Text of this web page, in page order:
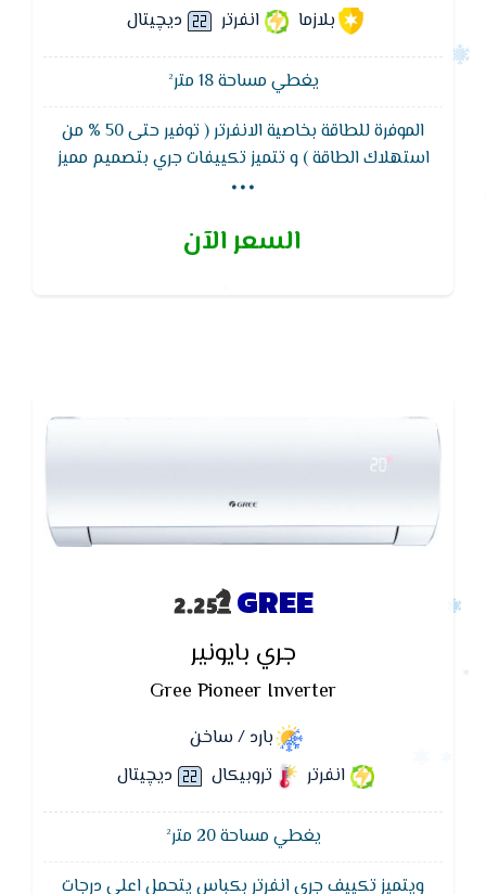
بلازما
انفرتر ديچيتال
يغطي مساحة 18 متر²
الموفرة للطاقة بخاصية الانفرتر ( توفير حتى 50 % من
استهلاك الطاقة ) و تتميز تكييفات جري بتصميم مميز
بشاشة ليد لمعرفة درجات الحرارة والاعطال
...
السعر الآن
GREE
جري بايونير
Gree Pioneer Inverter
بارد / ساخن
انفرتر
تروبيكال ديچيتال
يغطي مساحة 20 متر²
ويتميز تكييف جرى انفرتر بكباس يتحمل اعلى درجات